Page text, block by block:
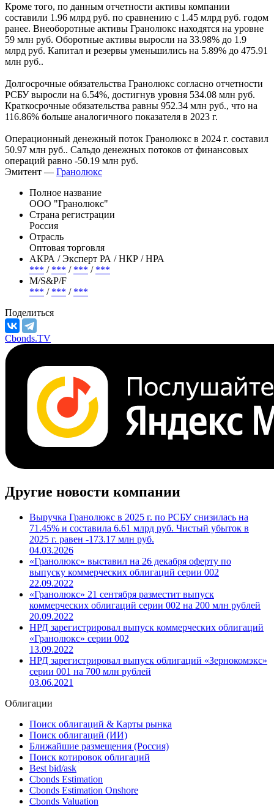
Кроме того, по данным отчетности активы компании
составили 1.96 млрд руб. по сравнению с 1.45 млрд руб. годом
ранее. Внеоборотные активы Гранолюкс находятся на уровне
59 млн руб. Оборотные активы выросли на 33.98% до 1.9
млрд руб. Капитал и резервы уменьшились на 5.89% до 475.91
млн руб..
Долгосрочные обязательства Гранолюкс согласно отчетности
РСБУ выросли на 6.54%, достигнув уровня 534.08 млн руб.
Краткосрочные обязательства равны 952.34 млн руб., что на
116.86% больше аналогичного показателя в 2023 г.
Операционный денежный поток Гранолюкс в 2024 г. составил
50.97 млн руб.. Сальдо денежных потоков от финансовых
операций равно -50.19 млн руб.
Эмитент — Гранолюкс
Полное название
ООО "Гранолюкс"
Страна регистрации
Россия
Отрасль
Оптовая торговля
АКРА / Эксперт РА / НКР / НРА
*** / *** / *** / ***
М/S&P/F
*** / *** / ***
Поделиться
Cbonds.TV
Другие новости компании
Выручка Гранолюкс в 2025 г. по РСБУ снизилась на
71.45% и составила 6.61 млрд руб. Чистый убыток в
2025 г. равен -173.17 млн руб.
04.03.2026
«Гранолюкс» выставил на 26 декабря оферту по
выпуску коммерческих облигаций серии 002
22.09.2022
«Гранолюкс» 21 сентября разместит выпуск
коммерческих облигаций серии 002 на 200 млн рублей
20.09.2022
НРД зарегистрировал выпуск коммерческих облигаций
«Гранолюкс» серии 002
13.09.2022
НРД зарегистрировал выпуск облигаций «Зернокомэкс»
серии 001 на 700 млн рублей
03.06.2021
Облигации
Поиск облигаций & Карты рынка
Поиск облигаций (ИИ)
Ближайшие размещения (Россия)
Поиск котировок облигаций
Best bid/ask
Cbonds Estimation
Cbonds Estimation Onshore
Cbonds Valuation